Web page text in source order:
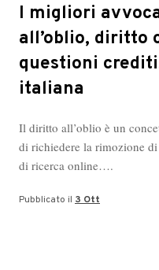
I migliori
all’oblio, diritto
questioni
italiana
Il diritto all’oblio è un
di richiedere la rimozione
di ricerca online….
Pubblicato il 3 Ott